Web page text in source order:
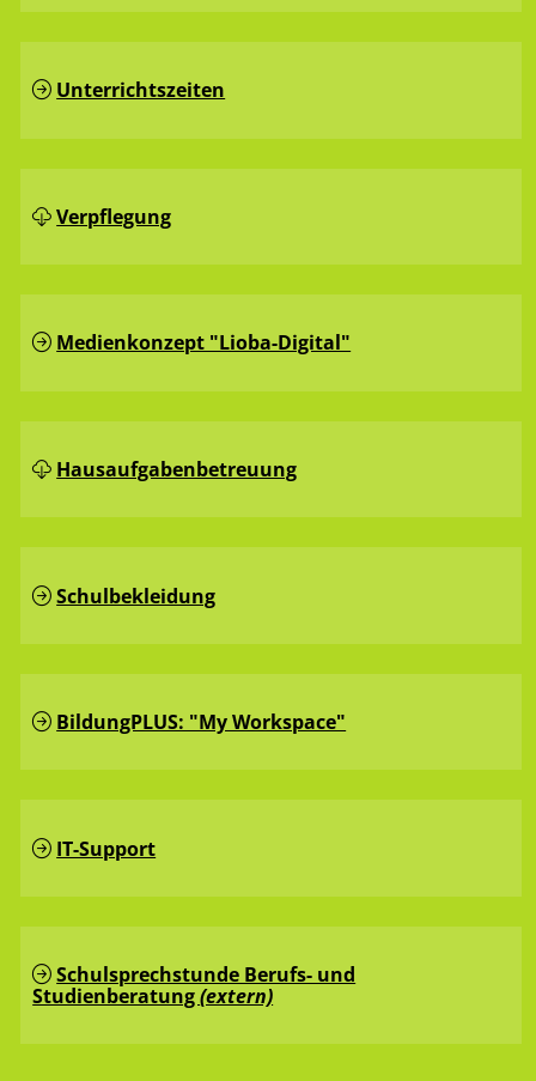
Unterrichtszeiten
Verpflegung
Medienkonzept "Lioba-Digital"
Hausaufgaben­betreuung
Schulbekleidung
BildungPLUS: "My Workspace"
IT-Support
Schulsprechstunde Berufs- und
Studienberatung(extern)